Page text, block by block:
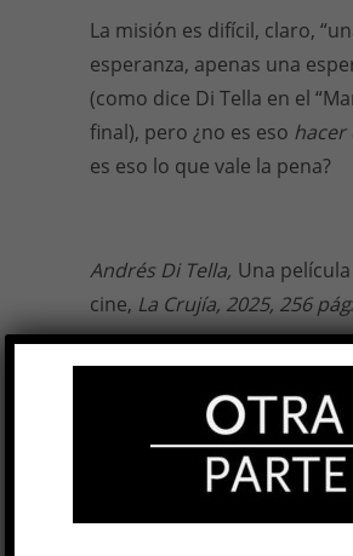
La misión es difícil, claro,
esperanza, apenas una
(como dice Di Tella en el
final), pero ¿no es eso hacer
es eso lo que vale la pena?
Andrés Di Tella, Una
cine, La Crujía, 2025, 256
0 Email 0
WhatsApp